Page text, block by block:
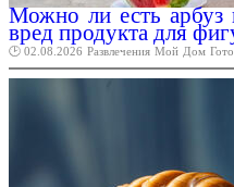
Можно ли есть арбуз
вред продукта для
🕑 02.08.2026 Развлечения Мой Дом